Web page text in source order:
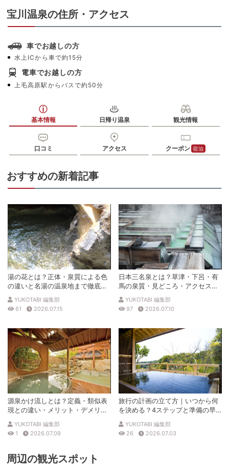
宝川温泉の住所・アクセス
車でお越しの方
水上ICから車で約15分
電車でお越しの方
上毛高原駅からバスで約50分
基本情報 日帰り温泉 観光情報
口コミ アクセス クーポン 宿泊
おすすめの新着記事
湯の花とは？正体・泉質による色
の違いと名湯の温泉地まで徹底解
説
YUKOTABI 編集部
61
2026.07.15
日本三名泉とは？草津・下呂・有
馬の泉質・見どころ・アクセスを
徹底解説
YUKOTABI 編集部
97
2026.07.10
源泉かけ流しとは？定義・類似表
現との違い・メリット・デメリッ
トを解説
YUKOTABI 編集部
1
2026.07.09
旅行の計画の立て方｜いつから何
を決める？4ステップと準備の早
見表
YUKOTABI 編集部
26
2026.07.03
周辺の観光スポット